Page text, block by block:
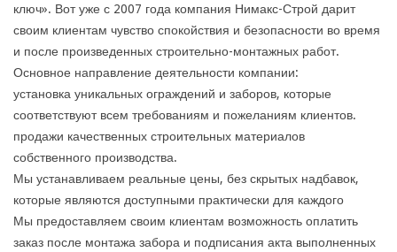
ключ». Вот уже с 2007 года компания Нимакс-Строй дарит
своим клиентам чувство спокойствия и безопасности во время
и после произведенных строительно-монтажных работ.
Основное направление деятельности компании:
установка уникальных ограждений и заборов, которые
соответствуют всем требованиям и пожеланиям клиентов.
продажи качественных строительных материалов
собственного производства.
Мы устанавливаем реальные цены, без скрытых надбавок,
которые являются доступными практически для каждого
Мы предоставляем своим клиентам возможность оплатить
заказ после монтажа забора и подписания акта выполненных